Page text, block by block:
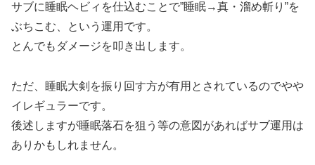
サブに睡眠ヘビィを仕込むことで”睡眠→真・溜め斬り”を
ぶちこむ、という運用です。
とんでもダメージを叩き出します。
ただ、睡眠大剣を振り回す方が有用とされているのでやや
イレギュラーです。
後述しますが睡眠落石を狙う等の意図があればサブ運用は
ありかもしれません。